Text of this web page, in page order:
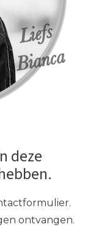
deze
ontvangen.